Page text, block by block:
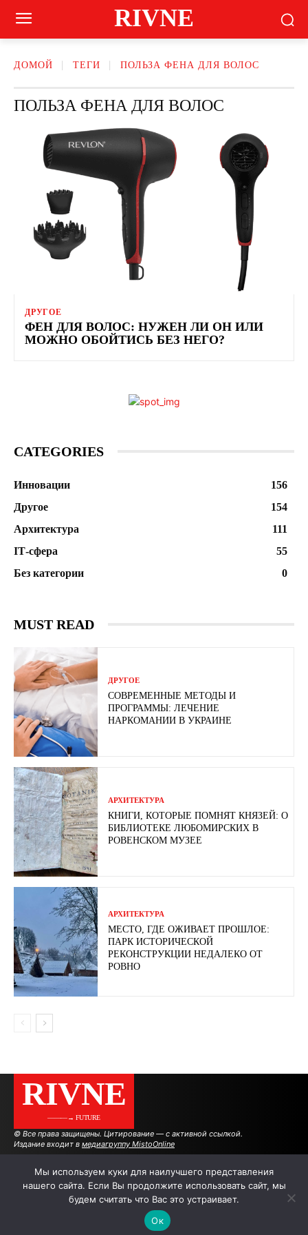
RIVNE
ДОМОЙ ТЕГИ ПОЛЬЗА ФЕНА ДЛЯ ВОЛОС
ПОЛЬЗА ФЕНА ДЛЯ ВОЛОС
ДРУГОЕ
ФЕН ДЛЯ ВОЛОС: НУЖЕН ЛИ ОН ИЛИ
МОЖНО ОБОЙТИСЬ БЕЗ НЕГО?
CATEGORIES
Инновации
156
Другое
154
Архитектура
111
ІТ-сфера
55
Без категории
0
MUST READ
ДРУГОЕ
СОВРЕМЕННЫЕ МЕТОДЫ И
ПРОГРАММЫ: ЛЕЧЕНИЕ
НАРКОМАНИИ В УКРАИНЕ
АРХИТЕКТУРА
КНИГИ, КОТОРЫЕ ПОМНЯТ КНЯЗЕЙ: О
БИБЛИОТЕКЕ ЛЮБОМИРСКИХ В
РОВЕНСКОМ МУЗЕЕ
АРХИТЕКТУРА
МЕСТО, ГДЕ ОЖИВАЕТ ПРОШЛОЕ:
ПАРК ИСТОРИЧЕСКОЙ
РЕКОНСТРУКЦИИ НЕДАЛЕКО ОТ
РОВНО
RIVNE
———→ FUTURE
© Все права защищены. Цитирование — с активной ссылкой.
Издание входит в медиагруппу MistoOnline
АВТОРЫ РЕКЛАМА НА САЙТЕ
Мы используем куки для наилучшего представления
нашего сайта. Если Вы продолжите использовать сайт, мы
будем считать что Вас это устраивает.
Ок